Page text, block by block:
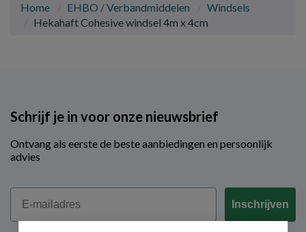
Home EHBO / Verbandmiddelen
Windsels
Hekahaft Cohesive windsel 4m x 4cm
Schrijf je in voor onze nieuwsbrief
Ontvang als eerste de beste aanbiedingen en persoonlijk
advies
Email
Inschrijven